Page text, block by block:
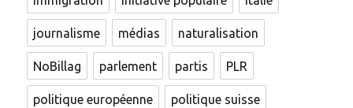
journalisme médias naturalisation
NoBillag parlement partis PLR
politique européenne politique suisse